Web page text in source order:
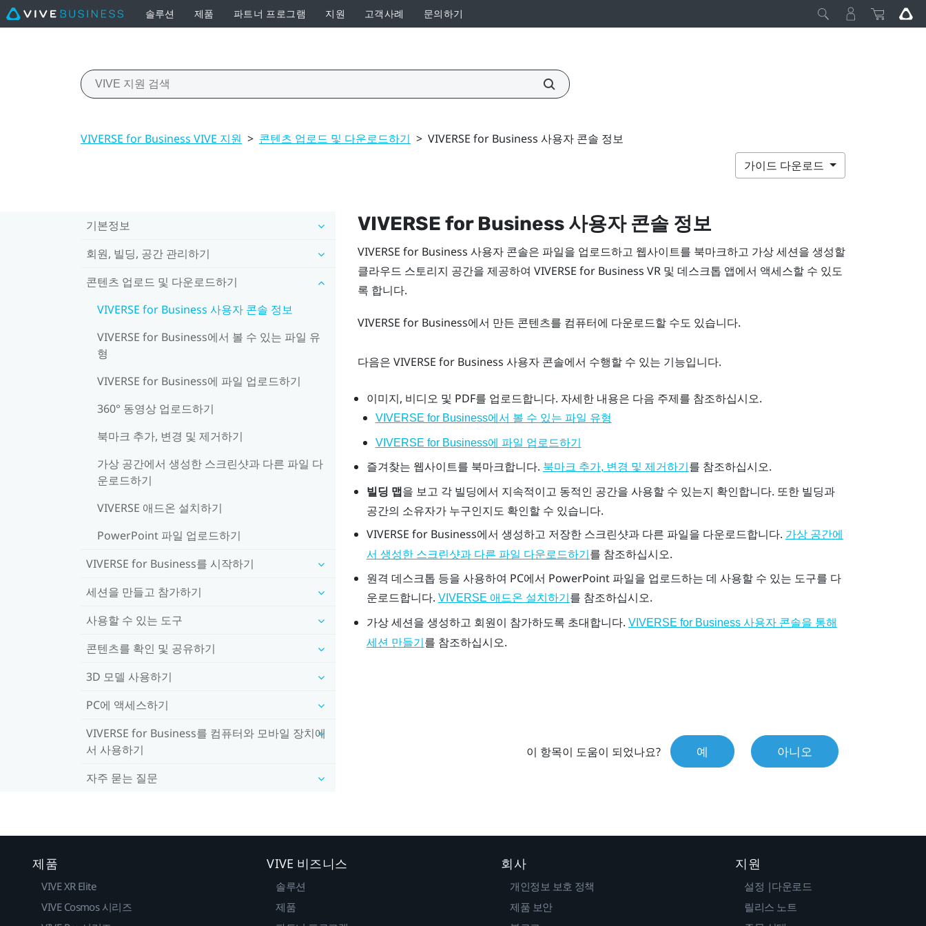
솔루션 제품 파트너 프로그램 지원 고객사례 문의하기
VIVERSE for Business VIVE 지원 > 콘텐츠 업로드 및 다운로드하기 > VIVERSE for Business 사용자 콘솔 정보
가이드 다운로드
기본정보
회원, 빌딩, 공간 관리하기
콘텐츠 업로드 및 다운로드하기
VIVERSE for Business 사용자 콘솔 정보
VIVERSE for Business에서 볼 수 있는 파일 유
형
VIVERSE for Business에 파일 업로드하기
360° 동영상 업로드하기
북마크 추가, 변경 및 제거하기
가상 공간에서 생성한 스크린샷과 다른 파일 다
운로드하기
VIVERSE 애드온 설치하기
PowerPoint 파일 업로드하기
VIVERSE for Business를 시작하기
세션을 만들고 참가하기
사용할 수 있는 도구
콘텐츠를 확인 및 공유하기
3D 모델 사용하기
PC에 액세스하기
VIVERSE for Business를 컴퓨터와 모바일 장치에
서 사용하기
자주 묻는 질문
VIVERSE for Business 사용자 콘솔 정보
VIVERSE for Business 사용자 콘솔은 파일을 업로드하고 웹사이트를 북마크하고 가상 세션을 생성할
클라우드 스토리지 공간을 제공하여 VIVERSE for Business VR 및 데스크톱 앱에서 액세스할 수 있도
록 합니다.
VIVERSE for Business에서 만든 콘텐츠를 컴퓨터에 다운로드할 수도 있습니다.
다음은 VIVERSE for Business 사용자 콘솔에서 수행할 수 있는 기능입니다.
이미지, 비디오 및 PDF를 업로드합니다. 자세한 내용은 다음 주제를 참조하십시오.
VIVERSE for Business에서 볼 수 있는 파일 유형
VIVERSE for Business에 파일 업로드하기
즐겨찾는 웹사이트를 북마크합니다. 북마크 추가, 변경 및 제거하기 를 참조하십시오.
빌딩 맵을 보고 각 빌딩에서 지속적이고 동적인 공간을 사용할 수 있는지 확인합니다. 또한 빌딩과
공간의 소유자가 누구인지도 확인할 수 있습니다.
VIVERSE for Business에서 생성하고 저장한 스크린샷과 다른 파일을 다운로드합니다. 가상 공간에
서 생성한 스크린샷과 다른 파일 다운로드하기 를 참조하십시오.
원격 데스크톱 등을 사용하여 PC에서 PowerPoint파일을 업로드하는 데 사용할 수 있는 도구를 다
운로드합니다. VIVERSE 애드온 설치하기 를 참조하십시오.
가상 세션을 생성하고 회원이 참가하도록 초대합니다. VIVERSE for Business 사용자 콘솔을 통해
세션 만들기 를 참조하십시오.
이 항목이 도움이 되었나요? 예 아니오
제품
VIVE XR Elite
VIVE Cosmos 시리즈
VIVE 비즈니스
솔루션
제품
회사
개인정보 보호 정책
제품 보안
지원
설정 |다운로드
릴리스 노트